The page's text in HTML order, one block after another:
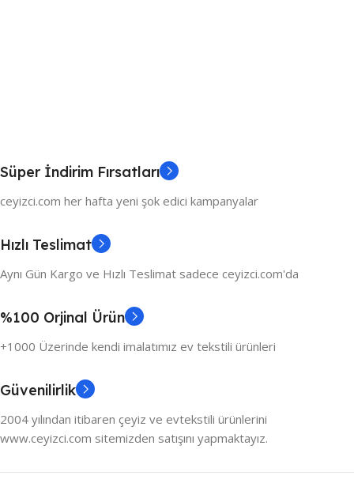
Süper İndirim Fırsatları
ceyizci.com her hafta yeni şok edici kampanyalar
Hızlı Teslimat
Aynı Gün Kargo ve Hızlı Teslimat sadece ceyizci.com'da
%100 Orjinal Ürün
+1000 Üzerinde kendi imalatımız ev tekstili ürünleri
Güvenilirlik
2004 yılından itibaren çeyiz ve evtekstili ürünlerini
www.ceyizci.com sitemizden satışını yapmaktayız.